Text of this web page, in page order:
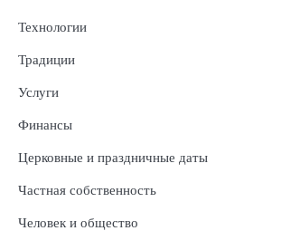
Технологии
Традиции
Услуги
Финансы
Церковные и праздничные даты
Частная собственность
Человек и общество